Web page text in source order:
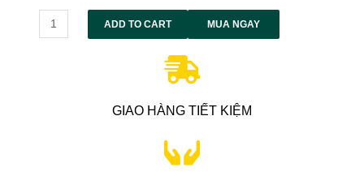
ADD TO CART MUA NGAY
Alternative:
GIAO HÀNG TIẾT KIỆM